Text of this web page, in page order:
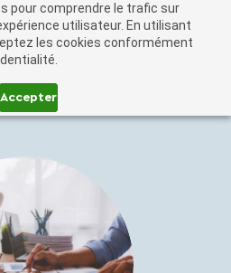
pour comprendre le trafic sur
utilisateur. En utilisant
les cookies conformément
Accepter